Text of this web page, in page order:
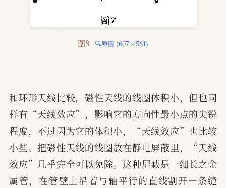
图8 🔍原图 (607×561)
和环形天线比较，磁性天线的线圈体积小，但也同
样有“天线效应”，影响它的方向性最小点的尖锐
程度，不过因为它的体积小，“天线效应”也比较
小些。把磁性天线的线圈放在静电屏蔽里，“天线
效应”几乎完全可以免除。这种屏蔽是一细长之金
属管，在管壁上沿着与轴平行的直线割开一条缝